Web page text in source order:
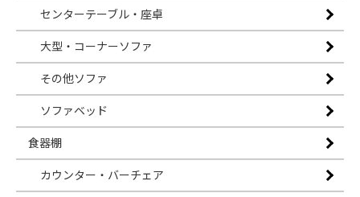
センターテーブル・座卓
大型・コーナーソファ
その他ソファ
ソファベッド
食器棚
カウンター・バーチェア